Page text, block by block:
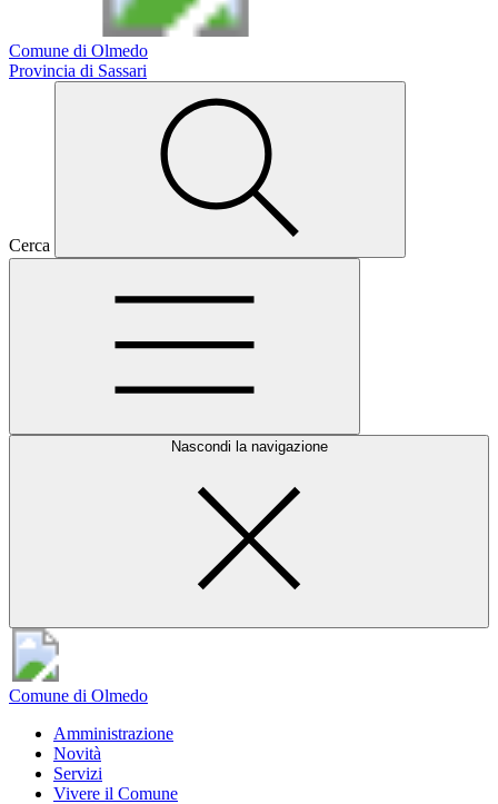
Comune di Olmedo
Provincia di Sassari
Cerca
Nascondi la navigazione
Comune di Olmedo
Amministrazione
Novità
Servizi
Vivere il Comune